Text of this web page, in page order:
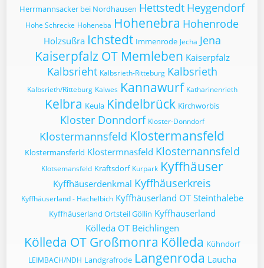
Herrmannsacker bei Nordhausen Hettstedt Heygendorf
Hohe Schrecke Hoheneba Hohenebra Hohenrode
Holzsußra Ichstedt Immenrode Jecha Jena
Kaiserpfalz OT Memleben Kaiserpfalz
Kalbsrieht Kalbsrieth-Ritteburg Kalbsrieth
Kalbsrieth/Ritteburg Kalwes Kannawurf Katharinenrieth
Kelbra Keula Kindelbrück Kirchworbis
Kloster Donndorf Kloster-Donndorf
Klostermannsfeld Klostermansfeld
Klostermansferld Klostermnasfeld Klosternannsfeld
Klotsemansfeld Kraftsdorf Kurpark Kyffhäuser
Kyffhäuserdenkmal Kyffhäuserkreis
Kyffhäuserland - Hachelbich Kyffhäuserland OT Steinthalebe
Kyffhäuserland Ortsteil Göllin Kyffhäuserland
Kölleda OT Beichlingen
Kölleda OT Großmonra Kölleda Kühndorf
LEIMBACH/NDH Landgrafrode Langenroda Laucha